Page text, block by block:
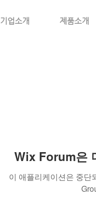
기업소개 제품소개
Wix Forum은
이 애플리케이션은 중단